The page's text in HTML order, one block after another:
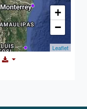
+
−
Leaflet